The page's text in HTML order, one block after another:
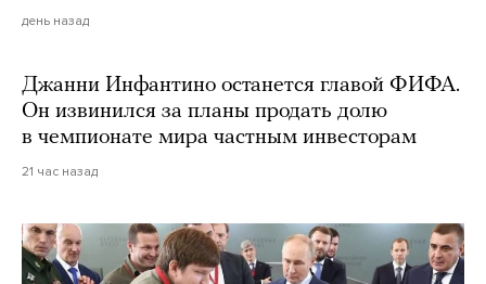
день назад
Джанни Инфантино останется главой ФИФА.
Он извинился за планы продать долю
в чемпионате мира частным инвесторам
21 час назад